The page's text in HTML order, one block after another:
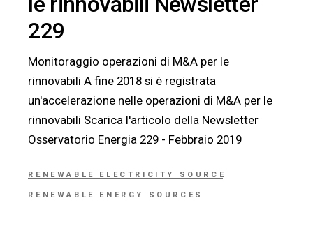
229
Monitoraggio operazioni di M&A per le
rinnovabili A fine 2018 si è registrata
un'accelerazione nelle operazioni di M&A per le
rinnovabili Scarica l'articolo della Newsletter
Osservatorio Energia 229 - Febbraio 2019
RENEWABLE ELECTRICITY SOURCE
RENEWABLE ENERGY SOURCES